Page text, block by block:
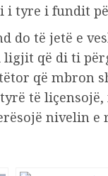
i tyre i fundit
do të jetë e
ligjit që di ti
që mbron
të
nivelin e